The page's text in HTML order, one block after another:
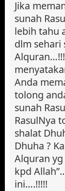
Jika
sunah
lebih tahu
dlm sehari
Anda
tolong
sunah
RasulNya
shalat
Dhuha ?
Alquran
kpd
ini….!!!!!